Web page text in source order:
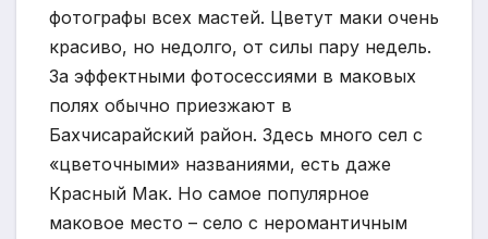
фотографы всех мастей. Цветут маки очень
красиво, но недолго, от силы пару недель.
За эффектными фотосессиями в маковых
полях обычно приезжают в
Бахчисарайский район. Здесь много сел с
«цветочными» названиями, есть даже
Красный Мак. Но самое популярное
маковое место – село с неромантичным